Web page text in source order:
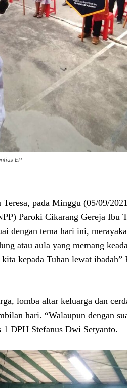
EP
pada Minggu (05/09/
Paroki Cikarang Gereja Ibu
dengan tema hari ini,
atau aula yang memang
kepada Tuhan lewat
lomba altar keluarga dan
hari. “Walaupun dengan
1 DPH Stefanus Dwi Setyanto.